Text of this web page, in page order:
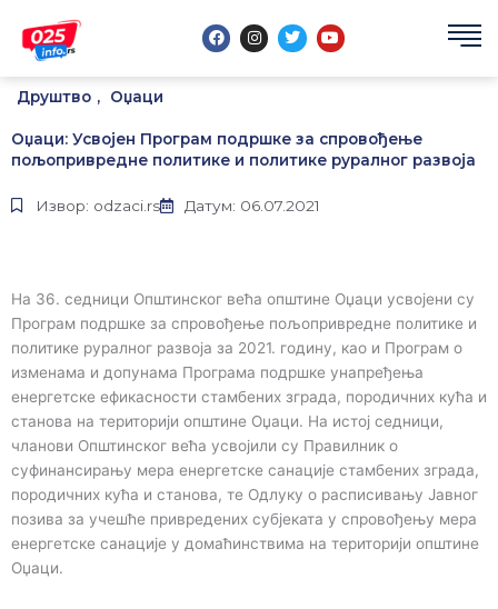
садржај
F
a
e
k
I
n
t
a
m
T
w
t
Y
o
t
Друштво , Оџаци
Оџаци: Усвојен Програм подршке за спровођење
пољопривредне политике и политике руралног развоја
Извор: odzaci.rs Датум: 06.07.2021
На 36. седници Општинског већа општине Оџаци усвојени су
Програм подршке за спровођење пољопривредне политике и
политике руралног развоја за 2021. годину, као и Програм о
изменама и допунама Програма подршке унапређења
енергетске ефикасности стамбених зграда, породичних кућа и
станова на територији општине Оџаци. На истој седници,
чланови Општинског већа усвојили су Правилник о
суфинансирању мера енергетске санације стамбених зграда,
породичних кућа и станова, те Одлуку о расписивању Јавног
позива за учешће привредених субјеката у спровођењу мера
енергетске санације у домаћинствима на територији општине
Оџаци.